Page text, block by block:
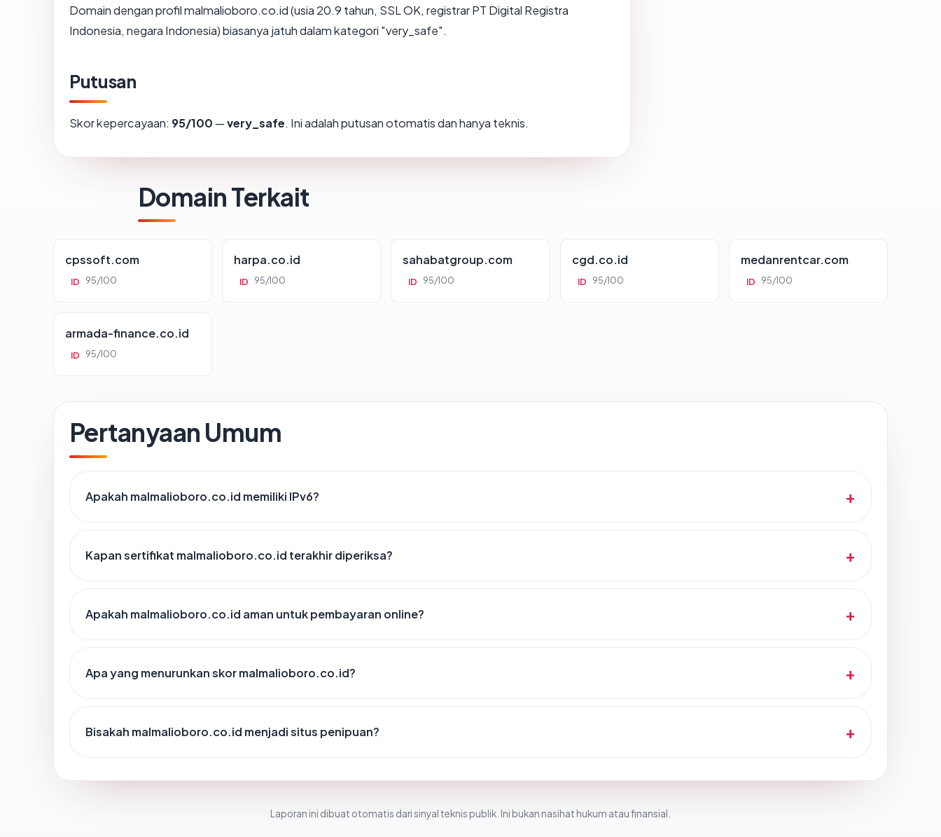
Domain dengan profil malmalioboro.co.id (usia 20.9 tahun, SSL OK, registrar PT Digital Registra
Indonesia, negara Indonesia) biasanya jatuh dalam kategori "very_safe".
Putusan
Skor kepercayaan: 95/100 —very_safe. Ini adalah putusan otomatis dan hanya teknis.
Domain Terkait
cpssoft.com
ID 95/100
harpa.co.id
ID 95/100
sahabatgroup.com
ID 95/100
cgd.co.id
ID 95/100
medanrentcar.com
ID 95/100
armada-finance.co.id
ID 95/100
Pertanyaan Umum
Apakah malmalioboro.co.id memiliki IPv6?
Kapan sertifikat malmalioboro.co.id terakhir diperiksa?
Apakah malmalioboro.co.id aman untuk pembayaran online?
Apa yang menurunkan skor malmalioboro.co.id?
Bisakah malmalioboro.co.id menjadi situs penipuan?
Laporan ini dibuat otomatis dari sinyal teknis publik. Ini bukan nasihat hukum atau finansial.